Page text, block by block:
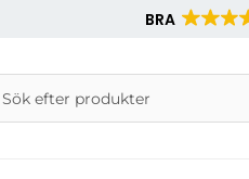
BRA
AB
på Danira Telecom AB